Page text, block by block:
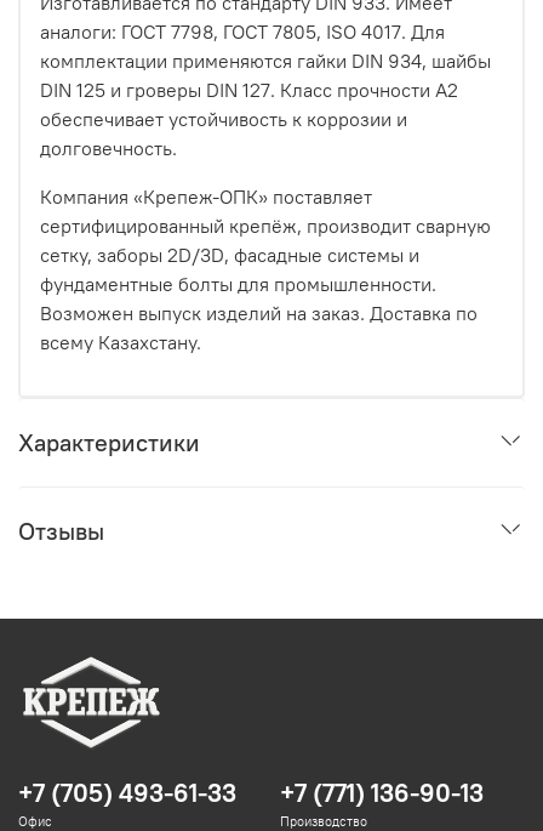
аналоги: ГОСТ 7798, ГОСТ 7805, ISO 4017. Для
комплектации применяются гайки DIN 934, шайбы
DIN 125 и гроверы DIN 127. Класс прочности А2
обеспечивает устойчивость к коррозии и
долговечность.
Компания «Крепеж-ОПК» поставляет
сертифицированный крепёж, производит сварную
сетку, заборы 2D/3D, фасадные системы и
фундаментные болты для промышленности.
Возможен выпуск изделий на заказ. Доставка по
всему Казахстану.
Характеристики
Отзывы
+7 (705) 493-61-33
Офис
+7 (771) 136-90-13
Производство